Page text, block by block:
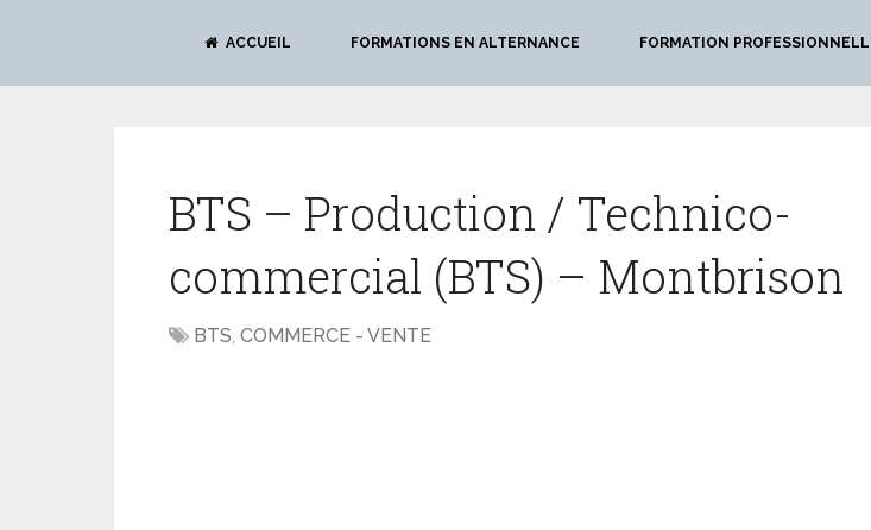
ACCUEIL FORMATIONS EN ALTERNANCE FORMATION
BTS – Production / Technico-
commercial (BTS) – Montbrison
BTS, COMMERCE - VENTE